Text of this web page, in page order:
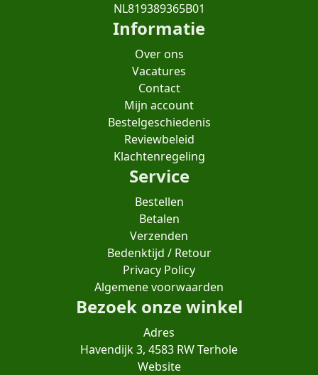
NL819389365B01
Informatie
Over ons
Vacatures
Contact
Mijn account
Bestelgeschiedenis
Reviewbeleid
Klachtenregeling
Service
Bestellen
Betalen
Verzenden
Bedenktijd / Retour
Privacy Policy
Algemene voorwaarden
Bezoek onze winkel
Adres
Havendijk 3, 4583 RW Terhole
Website